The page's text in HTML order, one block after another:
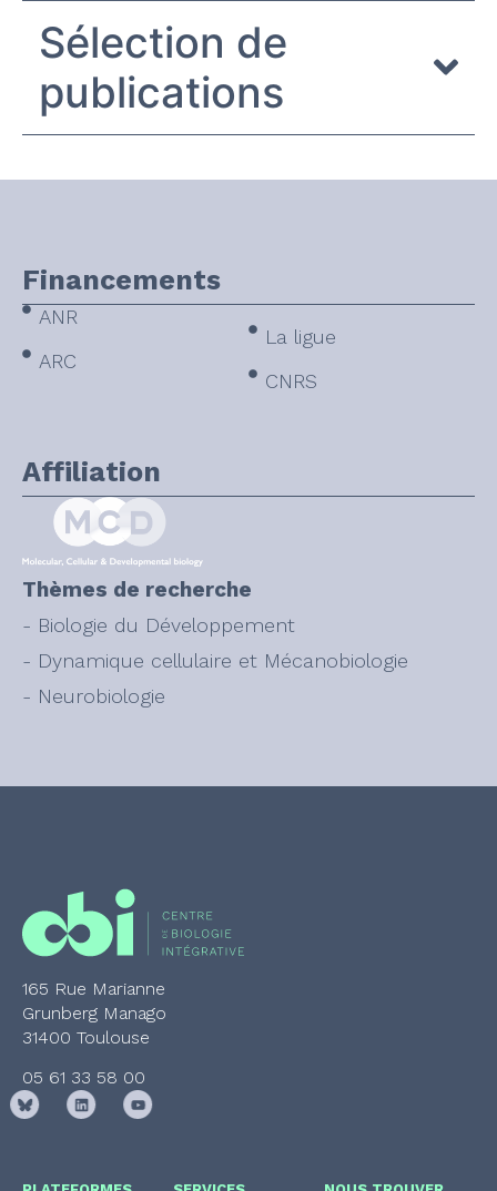
Sélection de
publications
Financements
ANR
ARC
La ligue
CNRS
Affiliation
Thèmes de recherche
- Biologie du Développement
- Dynamique cellulaire et Mécanobiologie
- Neurobiologie
165 Rue Marianne
Grunberg Manago
31400 Toulouse
05 61 33 58 00